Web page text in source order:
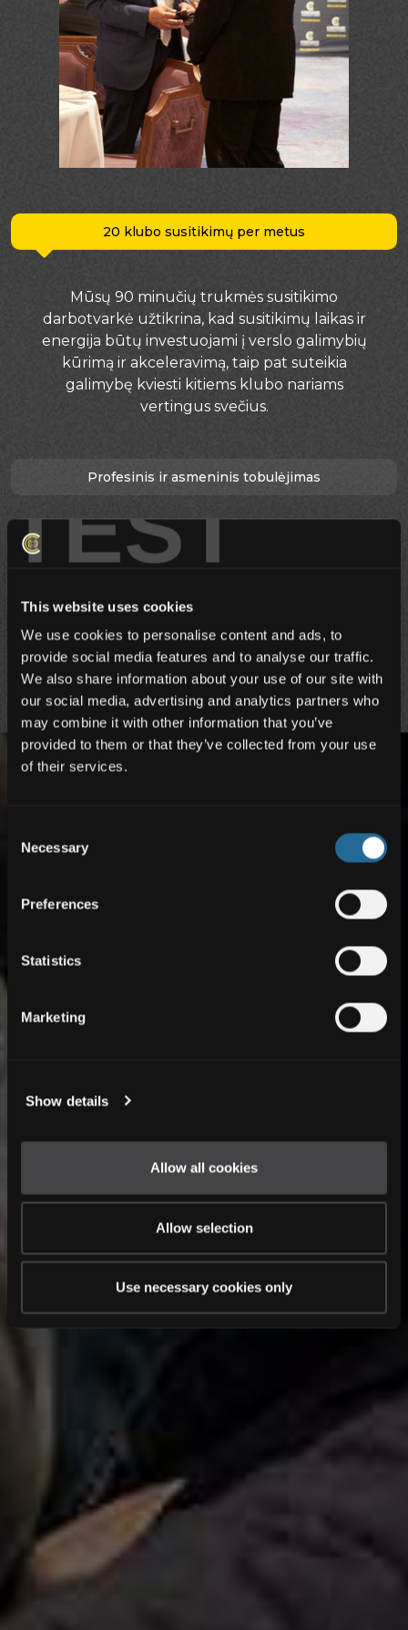
TEST
This website uses cookies
We use cookies to personalise content and ads, to
provide social media features and to analyse our traffic.
We also share information about your use of our site with
our social media, advertising and analytics partners who
may combine it with other information that you’ve
provided to them or that they’ve collected from your use
of their services.
Selection
Necessary
Preferences
Statistics
Marketing
Show details
Allow all cookies
Allow selection
Use necessary cookies only
20 klubo susitikimų per metus
Mūsų 90 minučių trukmės susitikimo
darbotvarkė užtikrina, kad susitikimų laikas ir
energija būtų investuojami į verslo galimybių
kūrimą ir akceleravimą, taip pat suteikia
galimybę kviesti kitiems klubo nariams
vertingus svečius.
Profesinis ir asmeninis tobulėjimas
Pasaulinė konvencija
Forumas